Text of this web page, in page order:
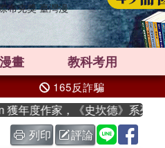
布克獎 臺灣漫
漫畫 教科考用
165反詐騙
度作家，《史坎德》系列帶你
列印 評論